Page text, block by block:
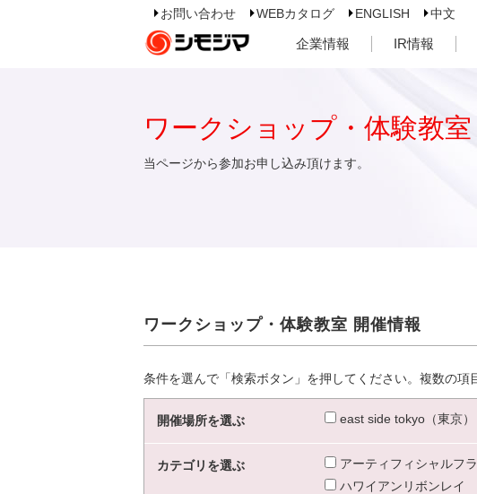
お問い合わせ WEBカタログ ENGLISH 中文
企業情報 IR情報
ワークショップ・体験教室
当ページから参加お申し込み頂けます。
ワークショップ・体験教室 開催情報
条件を選んで「検索ボタン」を押してください。複数の項
開催場所を選ぶ east side tokyo（東京）
カテゴリを選ぶ アーティフィシャルフ
ハワイアンリボンレイ